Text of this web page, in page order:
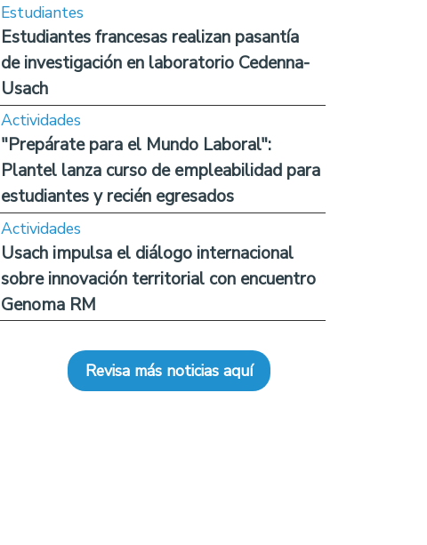
Estudiantes
Estudiantes francesas realizan pasantía
de investigación en laboratorio Cedenna-
Usach
Actividades
"Prepárate para el Mundo Laboral":
Plantel lanza curso de empleabilidad para
estudiantes y recién egresados
Actividades
Usach impulsa el diálogo internacional
sobre innovación territorial con encuentro
Genoma RM
Revisa más noticias aquí